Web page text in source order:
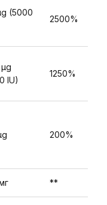
(5000
2500%
IU)
1250%
200%
**